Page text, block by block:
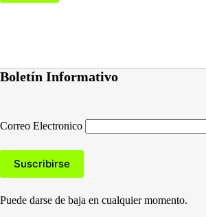
Boletín Informativo
Correo Electronico
Puede darse de baja en cualquier momento.